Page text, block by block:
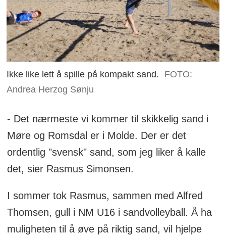
Ikke like lett å spille på kompakt sand.
FOTO:
Andrea Herzog Sønju
- Det nærmeste vi kommer til skikkelig sand i
Møre og Romsdal er i Molde. Der er det
ordentlig "svensk" sand, som jeg liker å kalle
det, sier Rasmus Simonsen.
I sommer tok Rasmus, sammen med Alfred
Thomsen, gull i NM U16 i sandvolleyball. Å ha
muligheten til å øve på riktig sand, vil hjelpe